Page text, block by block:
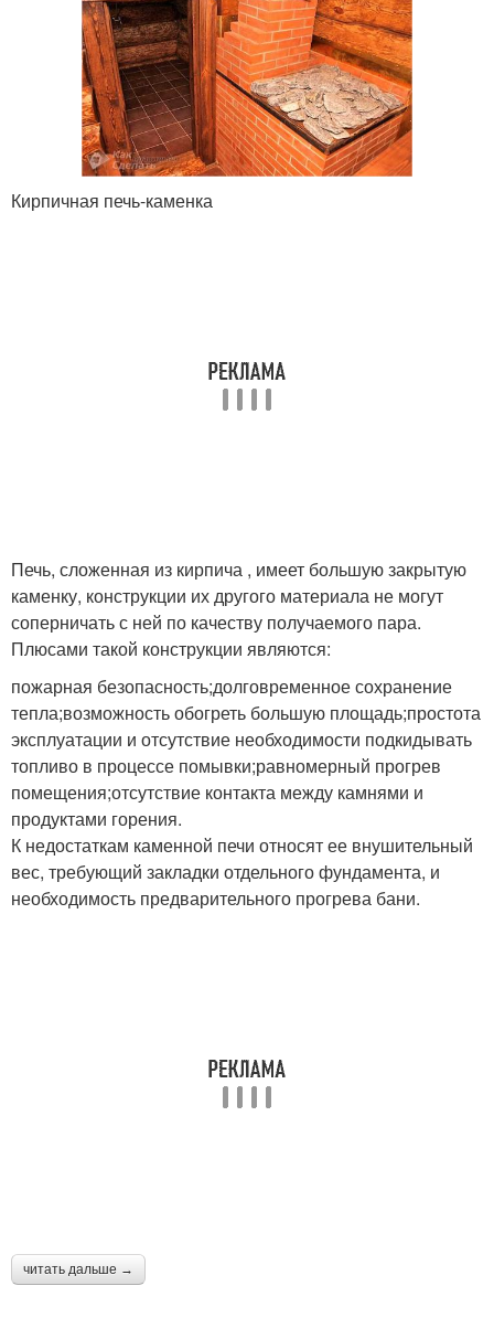
Кирпичная печь-каменка
Печь, сложенная из кирпича , имеет большую закрытую
каменку, конструкции их другого материала не могут
соперничать с ней по качеству получаемого пара.
Плюсами такой конструкции являются:
пожарная безопасность;долговременное сохранение
тепла;возможность обогреть большую площадь;простота
эксплуатации и отсутствие необходимости подкидывать
топливо в процессе помывки;равномерный прогрев
помещения;отсутствие контакта между камнями и
продуктами горения.
К недостаткам каменной печи относят ее внушительный
вес, требующий закладки отдельного фундамента, и
необходимость предварительного прогрева бани.
читать дальше →